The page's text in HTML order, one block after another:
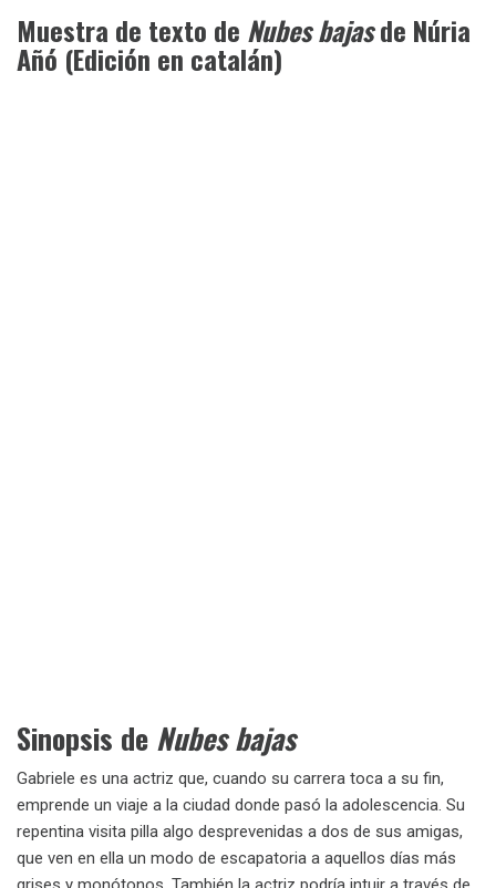
Muestra de texto de Nubes bajasde Núria
Añó (Edición en catalán)
Sinopsis de Nubes bajas
Gabriele es una actriz que, cuando su carrera toca a su fin,
emprende un viaje a la ciudad donde pasó la adolescencia. Su
repentina visita pilla algo desprevenidas a dos de sus amigas,
que ven en ella un modo de escapatoria a aquellos días más